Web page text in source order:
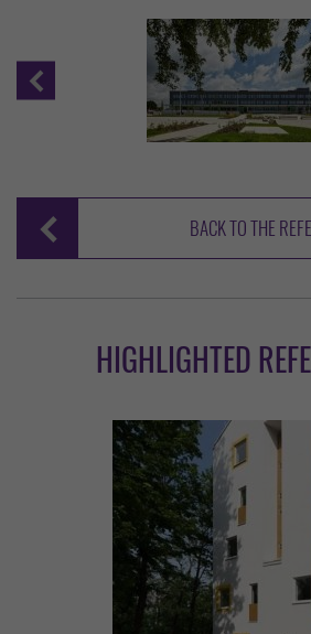
BACK TO THE
HIGHLIGHTED